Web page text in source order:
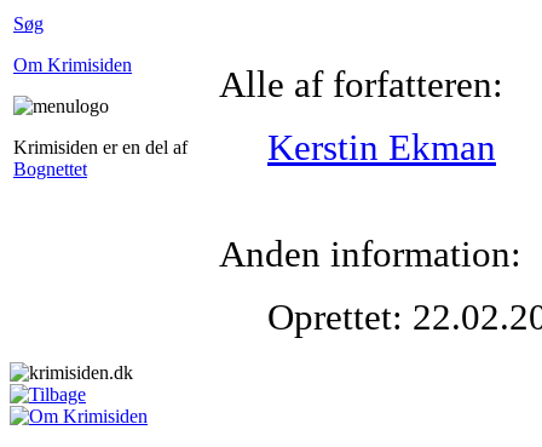
Søg
Om Krimisiden
Krimisiden er en del af
Bognettet
Alle af forfatteren:
Kerstin Ekman
Anden information:
Oprettet: